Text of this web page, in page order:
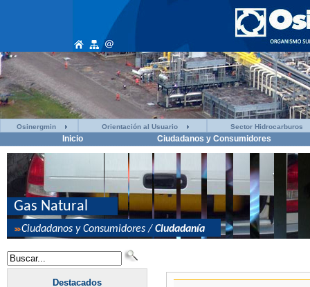
Osinergmin Orientación al Usuario Sector Hidrocarburos
Inicio Ciudadanos y Consumidores